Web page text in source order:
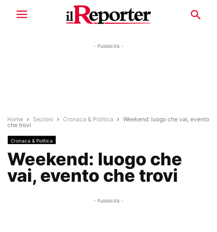
- Pubblicità -
Home Sezioni Cronaca & Politica
Weekend: luogo che vai, evento
che trovi
Cronaca & Politica
Weekend: luogo che
vai, evento che trovi
- Pubblicità -